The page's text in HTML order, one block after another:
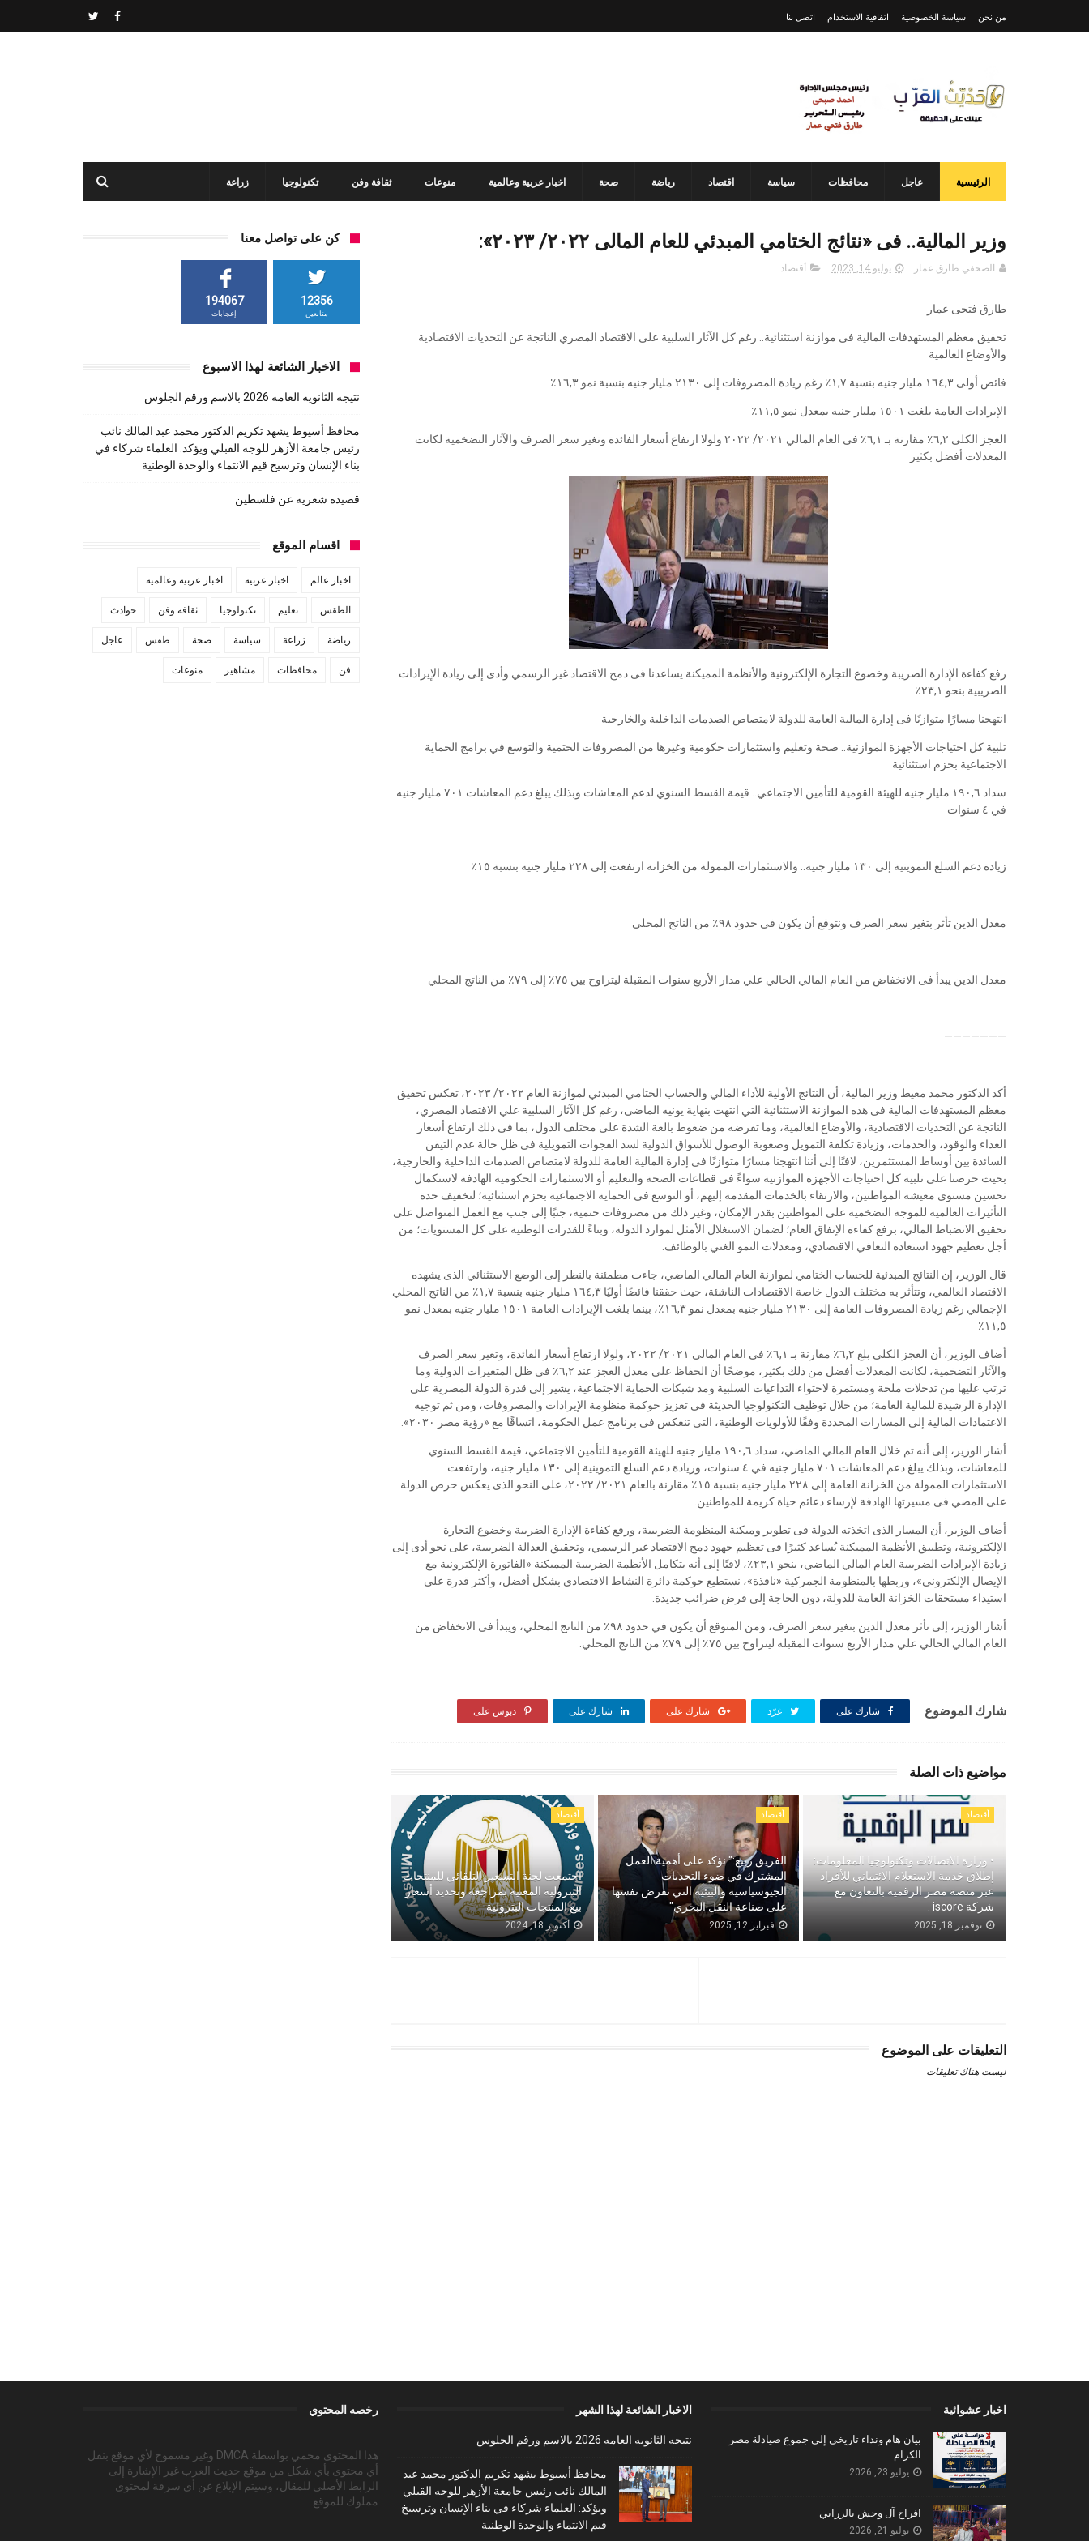
من نحن سياسة الخصوصية اتفاقية الاستخدام اتصل بنا
الرئيسية عاجل محافظات سياسة اقتصاد رياضة صحة اخبار عربية وعالمية منوعات ثقافة وفن تكنولوجيا زراعة
وزير المالية.. فى «نتائج الختامي المبدئي للعام المالى ٢٠٢٢/ ٢٠٢٣»:
الصحفي طارق عمار يوليو 14, 2023 أقتصاد
طارق فتحى عمار
تحقيق معظم المستهدفات المالية فى موازنة استثنائية.. رغم كل الآثار السلبية على الاقتصاد المصري الناتجة عن التحديات الاقتصادية
والأوضاع العالمية
فائض أولى ١٦٤,٣ مليار جنيه بنسبة ١,٧٪ رغم زيادة المصروفات إلى ٢١٣٠ مليار جنيه بنسبة نمو ١٦,٣٪
الإيرادات العامة بلغت ١٥٠١ مليار جنيه بمعدل نمو ١١,٥٪
العجز الكلى ٦,٢٪ مقارنة بـ ٦,١٪ فى العام المالي ٢٠٢١/ ٢٠٢٢ ولولا ارتفاع أسعار الفائدة وتغير سعر الصرف والآثار التضخمية لكانت
المعدلات أفضل بكثير
رفع كفاءة الإدارة الضريبة وخضوع التجارة الإلكترونية والأنظمة المميكنة يساعدنا فى دمج الاقتصاد غير الرسمي وأدى إلى زيادة الإيرادات
الضريبية بنحو ٢٣,١٪
انتهجنا مسارًا متوازنًا فى إدارة المالية العامة للدولة لامتصاص الصدمات الداخلية والخارجية
تلبية كل احتياجات الأجهزة الموازنية.. صحة وتعليم واستثمارات حكومية وغيرها من المصروفات الحتمية والتوسع في برامج الحماية
الاجتماعية بحزم استثنائية
سداد ١٩٠,٦ مليار جنيه للهيئة القومية للتأمين الاجتماعي.. قيمة القسط السنوي لدعم المعاشات وبذلك يبلغ دعم المعاشات ٧٠١ مليار جنيه
في ٤ سنوات
زيادة دعم السلع التموينية إلى ١٣٠ مليار جنيه.. والاستثمارات الممولة من الخزانة ارتفعت إلى ٢٢٨ مليار جنيه بنسبة ١٥٪
معدل الدين تأثر بتغير سعر الصرف ونتوقع أن يكون في حدود ٩٨٪ من الناتج المحلي
معدل الدين يبدأ فى الانخفاض من العام المالي الحالي علي مدار الأربع سنوات المقبلة ليتراوح بين ٧٥٪ إلى ٧٩٪ من الناتج المحلي
———————
أكد الدكتور محمد معيط وزير المالية، أن النتائج الأولية للأداء المالي والحساب الختامي المبدئي لموازنة العام ٢٠٢٢/ ٢٠٢٣، تعكس تحقيق
معظم المستهدفات المالية فى هذه الموازنة الاستثنائية التي انتهت بنهاية يونيه الماضى، رغم كل الآثار السلبية علي الاقتصاد المصري،
الناتجة عن التحديات الاقتصادية، والأوضاع العالمية، وما تفرضه من ضغوط بالغة الشدة على مختلف الدول، بما فى ذلك ارتفاع أسعار
الغذاء والوقود، والخدمات، وزيادة تكلفة التمويل وصعوبة الوصول للأسواق الدولية لسد الفجوات التمويلية فى ظل حالة عدم التيقن
السائدة بين أوساط المستثمرين، لافتًا إلى أننا انتهجنا مسارًا متوازنًا فى إدارة المالية العامة للدولة لامتصاص الصدمات الداخلية والخارجية،
بحيث حرصنا على تلبية كل احتياجات الأجهزة الموازنية سواءً فى قطاعات الصحة والتعليم أو الاستثمارات الحكومية الهادفة لاستكمال
تحسين مستوى معيشة المواطنين، والارتقاء بالخدمات المقدمة إليهم، أو التوسع فى الحماية الاجتماعية بحزم استثنائية؛ لتخفيف حدة
التأثيرات العالمية للموجة التضخمية على المواطنين بقدر الإمكان، وغير ذلك من مصروفات حتمية، جنبًا إلى جنب مع العمل المتواصل على
تحقيق الانضباط المالي، برفع كفاءة الإنفاق العام؛ لضمان الاستغلال الأمثل لموارد الدولة، وبناءً للقدرات الوطنية على كل المستويات؛ من
أجل تعظيم جهود استعادة التعافي الاقتصادي، ومعدلات النمو الغني بالوظائف.
قال الوزير، إن النتائج المبدئية للحساب الختامي لموازنة العام المالي الماضي، جاءت مطمئنة بالنظر إلى الوضع الاستثنائي الذى يشهده
الاقتصاد العالمي، وتتأثر به مختلف الدول خاصة الاقتصادات الناشئة، حيث حققنا فائضًا أوليًا ١٦٤,٣ مليار جنيه بنسبة ١,٧٪ من الناتج المحلي
الإجمالي رغم زيادة المصروفات العامة إلى ٢١٣٠ مليار جنيه بمعدل نمو ١٦,٣٪، بينما بلغت الإيرادات العامة ١٥٠١ مليار جنيه بمعدل نمو
١١,٥٪
أضاف الوزير، أن العجز الكلى بلغ ٦,٢٪ مقارنة بـ ٦,١٪ فى العام المالي ٢٠٢١/ ٢٠٢٢، ولولا ارتفاع أسعار الفائدة، وتغير سعر الصرف
والآثار التضخمية، لكانت المعدلات أفضل من ذلك بكثير، موضحًا أن الحفاظ على معدل العجز عند ٦,٢٪ فى ظل المتغيرات الدولية وما
ترتب عليها من تدخلات ملحة ومستمرة لاحتواء التداعيات السلبية ومد شبكات الحماية الاجتماعية، يشير إلى قدرة الدولة المصرية على
الإدارة الرشيدة للمالية العامة؛ من خلال توظيف التكنولوجيا الحديثة فى تعزيز حوكمة منظومة الإيرادات والمصروفات، ومن ثم توجيه
الاعتمادات المالية إلى المسارات المحددة وفقًا للأولويات الوطنية، التى تنعكس فى برنامج عمل الحكومة، اتساقًا مع «رؤية مصر ٢٠٣٠».
أشار الوزير، إلى أنه تم خلال العام المالي الماضي، سداد ١٩٠,٦ مليار جنيه للهيئة القومية للتأمين الاجتماعي، قيمة القسط السنوي
للمعاشات، وبذلك يبلغ دعم المعاشات ٧٠١ مليار جنيه في ٤ سنوات، وزيادة دعم السلع التموينية إلى ١٣٠ مليار جنيه، وارتفعت
الاستثمارات الممولة من الخزانة العامة إلى ٢٢٨ مليار جنيه بنسبة ١٥٪ مقارنة بالعام ٢٠٢١/ ٢٠٢٢، على النحو الذى يعكس حرص الدولة
على المضي فى مسيرتها الهادفة لإرساء دعائم حياة كريمة للمواطنين.
أضاف الوزير، أن المسار الذى اتخذته الدولة فى تطوير وميكنة المنظومة الضريبية، ورفع كفاءة الإدارة الضريبة وخضوع التجارة
الإلكترونية، وتطبيق الأنظمة المميكنة يُساعد كثيرًا فى تعظيم جهود دمج الاقتصاد غير الرسمي، وتحقيق العدالة الضريبية، على نحو أدى إلى
زيادة الإيرادات الضريبية العام المالي الماضي، بنحو ٢٣,١٪، لافتًا إلى أنه بتكامل الأنظمة الضريبية المميكنة «الفاتورة الإلكترونية مع
الإيصال الإلكتروني»، وربطها بالمنظومة الجمركية «نافذة»، نستطيع حوكمة دائرة النشاط الاقتصادي بشكل أفضل، وأكثر قدرة على
استيداء مستحقات الخزانة العامة للدولة، دون الحاجة إلى فرض ضرائب جديدة.
أشار الوزير، إلى تأثر معدل الدين بتغير سعر الصرف، ومن المتوقع أن يكون في حدود ٩٨٪ من الناتج المحلي، ويبدأ فى الانخفاض من
العام المالي الحالي علي مدار الأربع سنوات المقبلة ليتراوح بين ٧٥٪ إلى ٧٩٪ من الناتج المحلي.
شارك الموضوع شارك على غرّد شارك على شارك على دبوس على
مواضيع ذات الصلة
أقتصاد
• وزارة الاتصالات وتكنولوجيا المعلومات:
إطلاق خدمة الاستعلام الائتماني للأفراد
عبر منصة مصر الرقمية بالتعاون مع
شركة iscore .
نوفمبر 18, 2025
أقتصاد
الفريق ربيع:" نؤكد على أهمية العمل
المشترك في ضوء التحديات
الجيوسياسية والبيئية التي تفرض نفسها
على صناعة النقل البحري"
فبراير 12, 2025
أقتصاد
اجتمعت لجنة التسعير التلقائي للمنتجات
البترولية المعنية بمراجعة وتحديد أسعار
بيع المنتجات البترولية
أكتوبر 18, 2024
التعليقات على الموضوع
ليست هناك تعليقات
كن على تواصل معنا
12356
متابعين
194067
إعجابات
الاخبار الشائعة لهذا الاسبوع
نتيجه الثانويه العامه 2026 بالاسم ورقم الجلوس
محافظ أسيوط يشهد تكريم الدكتور محمد عبد المالك نائب
رئيس جامعة الأزهر للوجه القبلي ويؤكد: العلماء شركاء في
بناء الإنسان وترسيخ قيم الانتماء والوحدة الوطنية
قصيده شعريه عن فلسطين
اقسام الموقع
اخبار عالم اخبار عربية اخبار عربية وعالمية
الطقس تعليم تكنولوجيا ثقافة وفن حوادث
رياضة زراعة سياسة صحة طقس عاجل
فن محافظات مشاهير منوعات
اخبار عشوائية
بيان هام ونداء تاريخي إلى جموع صيادلة مصر
الكرام
يوليو 23, 2026
افراح آل وحش بالزرابي
يوليو 21, 2026
الاخبار الشائعة لهذا الشهر
نتيجه الثانويه العامه 2026 بالاسم ورقم الجلوس
محافظ أسيوط يشهد تكريم الدكتور محمد عبد
المالك نائب رئيس جامعة الأزهر للوجه القبلي
ويؤكد: العلماء شركاء في بناء الإنسان وترسيخ
قيم الانتماء والوحدة الوطنية
رخصه المحتوي
هذا المحتوى محمي بواسطة DMCA وغير مسموح لأي موقع بنقل
أي محتوى بأي شكل من موقع حديث العرب غير الإشارة إلى
الرابط الأصلي للمقال، وسيتم الإبلاغ عن أي سرقة لمحتوى
مملوك للموقع.